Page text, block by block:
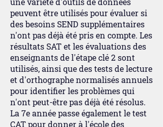
peuvent être utilisés pour évaluer si
des besoins SEND supplémentaires
n'ont pas déjà été pris en compte. Les
résultats SAT et les évaluations des
enseignants de l'étape clé 2 sont
utilisés, ainsi que des tests de lecture
et d'orthographe normalisés annuels
pour identifier les problèmes qui
n'ont peut-être pas déjà été résolus.
La 7e année passe également le test
CAT pour donner à l'école des